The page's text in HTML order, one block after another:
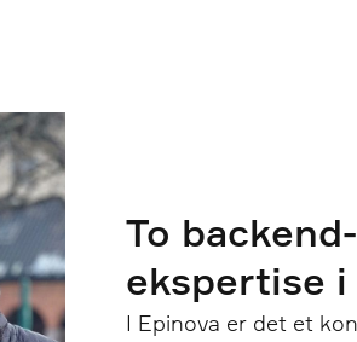
To
ekspertise i
I Epinova er det et